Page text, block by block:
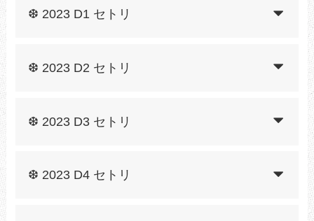
❆ 2023 D1 セトリ
❆ 2023 D2 セトリ
❆ 2023 D3 セトリ
❆ 2023 D4 セトリ